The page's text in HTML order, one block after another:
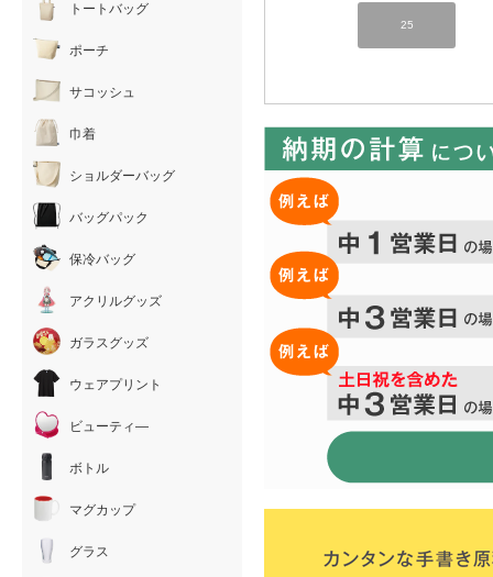
25
トートバッグ
ポーチ
サコッシュ
巾着
ショルダーバッグ
バッグパック
保冷バッグ
アクリルグッズ
ガラスグッズ
ウェアプリント
ビューティ―
ボトル
マグカップ
グラス